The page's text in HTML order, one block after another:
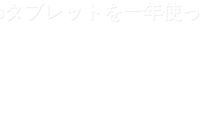
ブレットを一年使っ